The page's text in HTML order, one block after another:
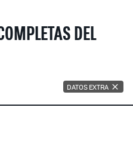
DEL
DATOS EXTRA